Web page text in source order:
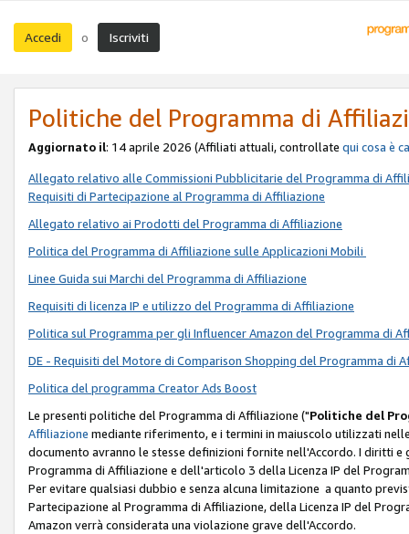
Accedi o Iscriviti
Politiche del Programma di
Aggiornato il: 14 aprile 2026 (Affiliati attuali, controllate qui cosa è
Allegato relativo alle Commissioni Pubblicitarie del Programma di
Requisiti di Partecipazione al Programma di Affiliazione
Allegato relativo ai Prodotti del Programma di Affiliazione
Politica del Programma di Affiliazione sulle Applicazioni Mobili
Linee Guida sui Marchi del Programma di Affiliazione
Requisiti di licenza IP e utilizzo del Programma di Affiliazione
Politica sul Programma per gli Influencer Amazon del Programma di
DE - Requisiti del Motore di Comparison Shopping del Programma di
Politica del programma Creator Ads Boost
Le presenti politiche del Programma di Affiliazione ("Politiche del
Affiliazione mediante riferimento, e i termini in maiuscolo utilizzati
documento avranno le stesse definizioni fornite nell'Accordo. I diritti
Programma di Affiliazione e dell'articolo 3 della Licenza IP del
Per evitare qualsiasi dubbio e senza alcuna limitazione a quanto
Partecipazione al Programma di Affiliazione, della Licenza IP del
Amazon verrà considerata una violazione grave dell'Accordo.